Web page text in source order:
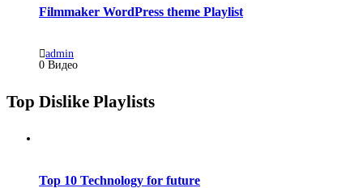
Filmmaker WordPress theme Playlist
admin
0 Видео
Top Dislike Playlists
Top 10 Technology for future